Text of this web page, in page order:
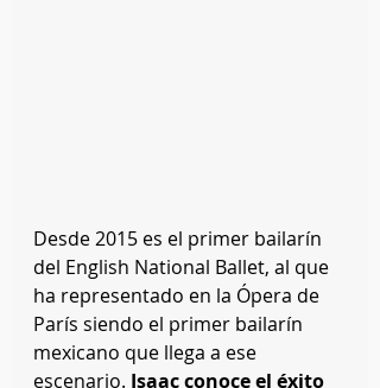
Desde 2015 es el primer bailarín
del English National Ballet, al que
ha representado en la Ópera de
París siendo el primer bailarín
mexicano que llega a ese
escenario. Isaac conoce el éxito